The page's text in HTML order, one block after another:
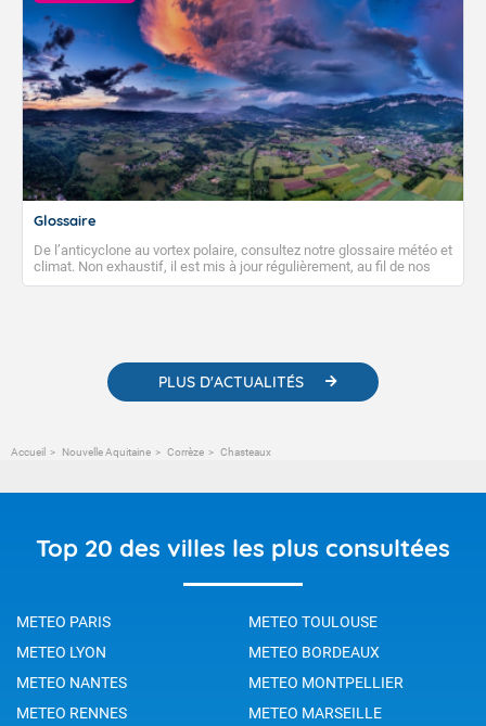
Glossaire
De l’anticyclone au vortex polaire, consultez notre glossaire météo et
climat. Non exhaustif, il est mis à jour régulièrement, au fil de nos
publications. Vous y trouverez également des liens utiles vers nos
PLUS D'ACTUALITÉS
Accueil Nouvelle Aquitaine Corrèze Chasteaux
Top 20 des villes les plus consultées
METEO PARIS
METEO TOULOUSE
METEO LYON
METEO BORDEAUX
METEO NANTES
METEO MONTPELLIER
METEO RENNES
METEO MARSEILLE